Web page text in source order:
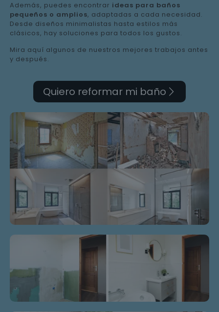
Además, puedes encontrar ideas para baños
pequeños o amplios, adaptadas a cada necesidad.
Desde diseños minimalistas hasta estilos más
clásicos, hay soluciones para todos los gustos.
Mira aquí algunos de nuestros mejores trabajos antes
y después.
Quiero reformar mi baño